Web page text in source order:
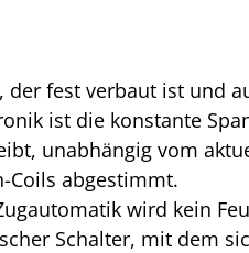
fest verbaut ist und
ist die konstante
unabhängig vom
Coils abgestimmt.
wird kein
Schalter, mit dem